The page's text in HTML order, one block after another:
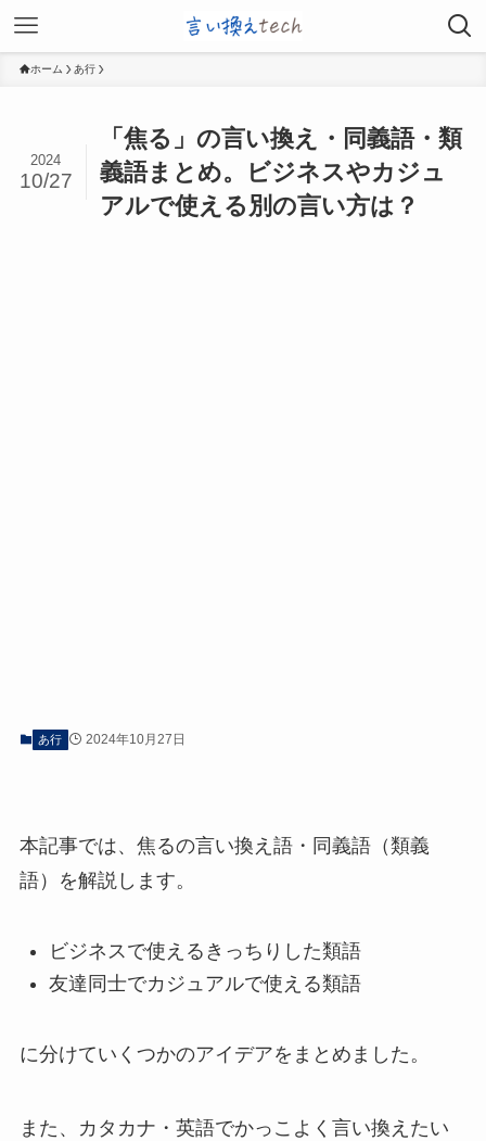
ホーム あ行
「焦る」の言い換え・同義語・類
義語まとめ。ビジネスやカジュ
アルで使える別の言い方は？
2024
10/27
あ行 2024年10月27日
本記事では、焦るの言い換え語・同義語（類義
語）を解説します。
ビジネスで使えるきっちりした類語
友達同士でカジュアルで使える類語
に分けていくつかのアイデアをまとめました。
また、カタカナ・英語でかっこよく言い換えたい